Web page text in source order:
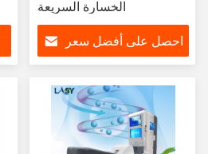
الخسارة السريعة
احصل على أفضل سعر